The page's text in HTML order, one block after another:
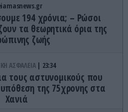
194 χρόνια; – Ρώσοι
τα θεωρητικά όρια της
ζωής
ΑΣΦΑΛΕΙΑ 23:34
τους αστυνομικούς που
της 75χρονης στα
Χανιά